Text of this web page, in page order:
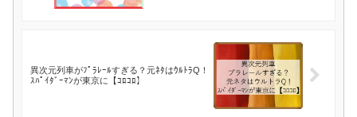
異次元列車がﾌﾟﾗﾚｰﾙすぎる？元ﾈﾀはｳﾙﾄﾗQ！
ｽﾊﾟｲﾀﾞｰﾏﾝが東京に【ｺﾛｺﾛ】